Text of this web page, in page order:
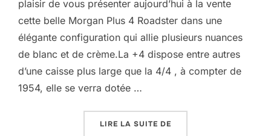
plaisir de vous présenter aujourd’hui à la vente
cette belle Morgan Plus 4 Roadster dans une
élégante configuration qui allie plusieurs nuances
de blanc et de crème.La +4 dispose entre autres
d’une caisse plus large que la 4/4 , à compter de
1954, elle se verra dotée …
LIRE LA SUITE DE